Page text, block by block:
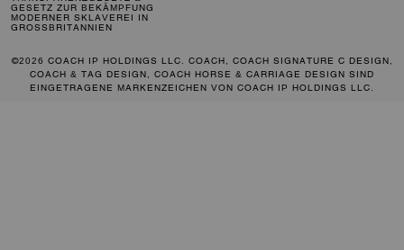
GESETZ ZUR BEKÄMPFUNG
MODERNER SKLAVEREI IN
GROSSBRITANNIEN
©2026 COACH IP HOLDINGS LLC. COACH, COACH SIGNATURE C DESIGN,
COACH & TAG DESIGN, COACH HORSE & CARRIAGE DESIGN SIND
EINGETRAGENE MARKENZEICHEN VON COACH IP HOLDINGS LLC.